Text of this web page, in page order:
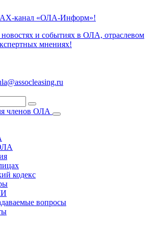
канал «ОЛА-Информ»!
и событиях в ОЛА, отраслевом
мнениях!
членов ОЛА
кодекс
вопросы